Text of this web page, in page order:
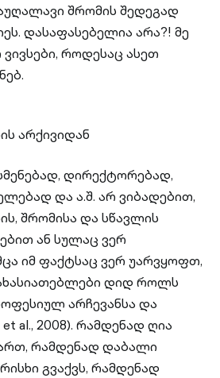
შრომის შედეგად
დასაფასებელია არა?! მე
როდესაც ასეთ
არქივიდან
დირექტორებად,
და ა.შ. არ ვიბადებით,
შრომისა და სწავლის
ან სულაც ვერ
იმ ფაქტსაც ვერ უარვყოფთ,
დიდ როლს
არჩევანსა და
al., 2008). რამდენად ღია
რამდენად დაბალი
გვაქვს, რამდენად